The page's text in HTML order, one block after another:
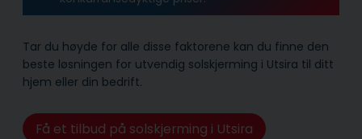
Tar du høyde for alle disse faktorene kan du finne den
beste løsningen for utvendig solskjerming i Utsira til ditt
hjem eller din bedrift.
Få et tilbud på solskjerming i Utsira